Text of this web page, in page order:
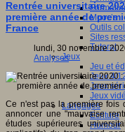
Mooc’s
Outils
Sites
Tutorat
Jeux
Jeu et
Jeux 4/
Jeux
Jeux
Langages
Ecriture
Humour
Rentrée universitaire
première année de
France
lundi, 30 novembre
Analyses
Ce n'est pas la première fois
annoncer une "mauvaise
études supérieures